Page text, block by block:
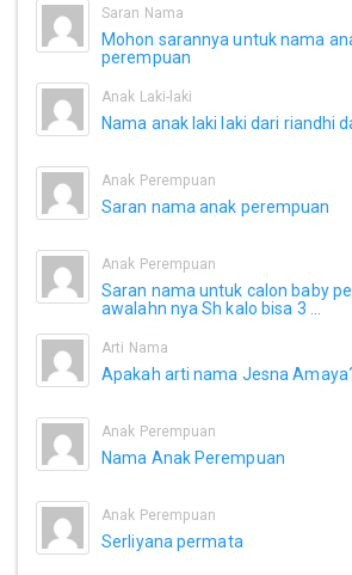
Saran Nama
Mohon sarannya untuk nama
perempuan
Anak Laki-laki
Nama anak laki laki dari riandhi
Anak Perempuan
Saran nama anak perempuan
Anak Perempuan
Saran nama untuk calon baby
awalahn nya Sh kalo bisa 3 ...
Arti Nama
Apakah arti nama Jesna
Anak Perempuan
Nama Anak Perempuan
Anak Perempuan
Serliyana permata